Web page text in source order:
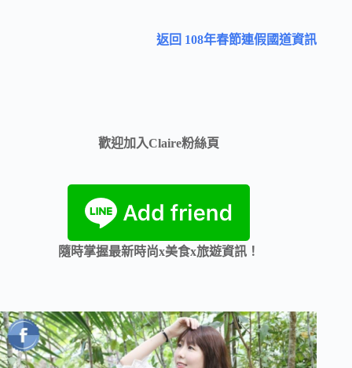
返回 108年春節連假國道資訊
歡迎加入Claire粉絲頁
隨時掌握最新時尚x美食x旅遊資訊！